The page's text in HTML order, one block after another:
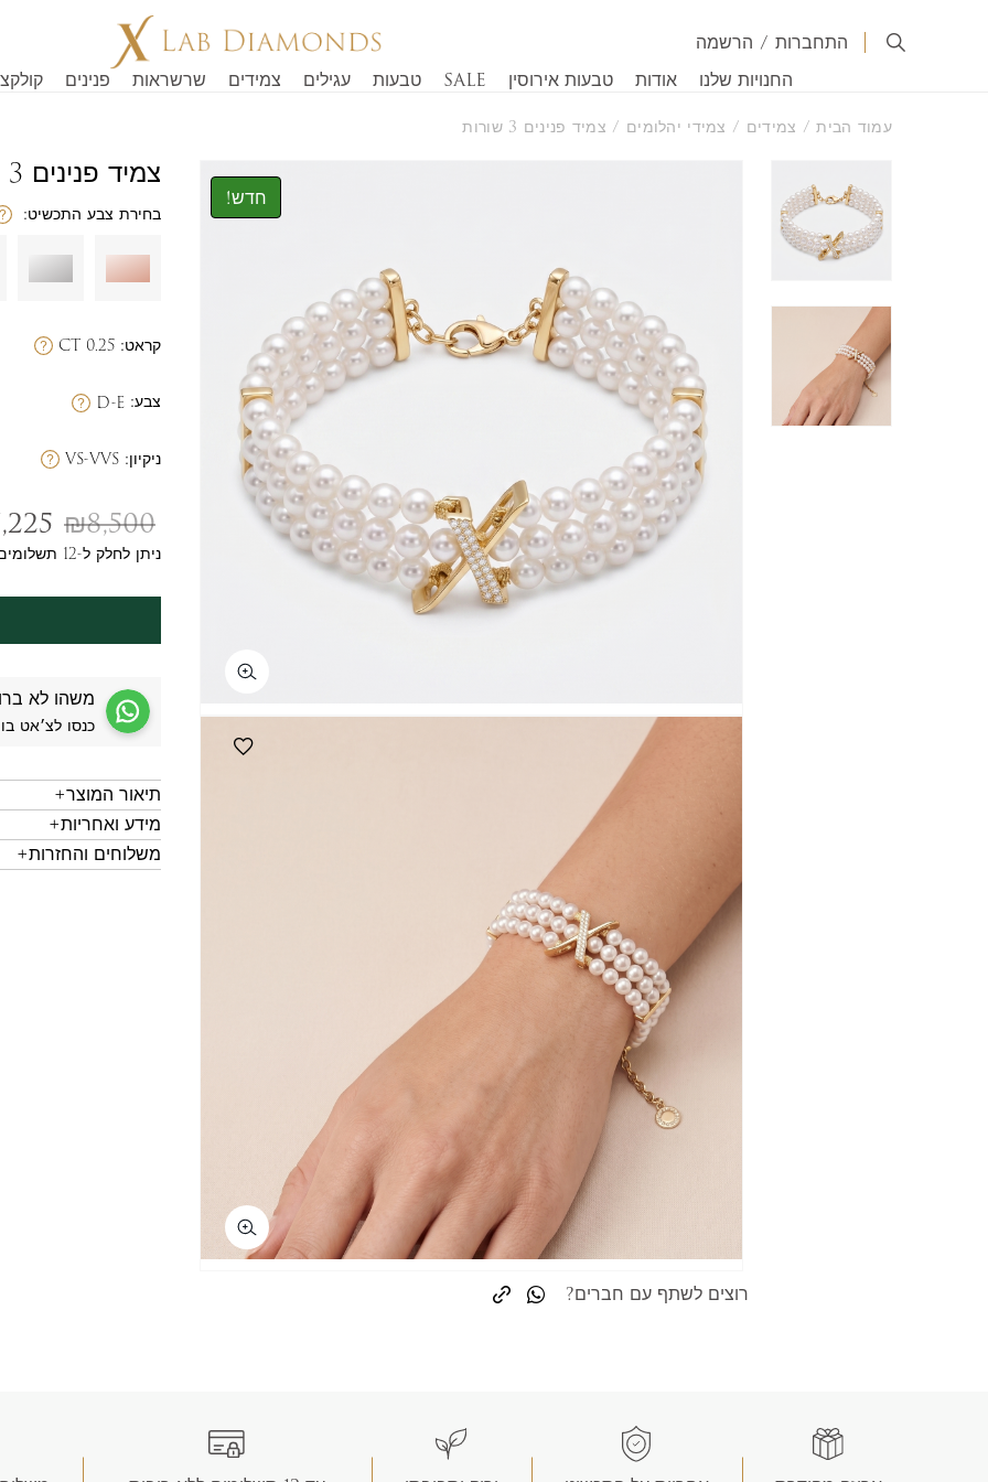
התחברות / הרשמה
החנויות שלנו
אודות טבעות אירוסין SALE טבעות עגילים צמידים שרשראות פנינים
עמוד הבית/ צמידים / צמידי יהלומים / צמיד פנינים 3 שורות
חדש!
רוצים לשתף עם חברים?
whatsapp
copy link
צמיד פנינים 3 שורות
בחירת צבע התכשיט:
קראט:0.25 CT
צבע:D-E
ניקיון:VS-VVS
₪8,500
ניתן לחלק ל-12 תשלומים
משהו לא
כנסו לצ׳אט
תיאור המוצר
מידע ואחריות
משלוחים והחזרות